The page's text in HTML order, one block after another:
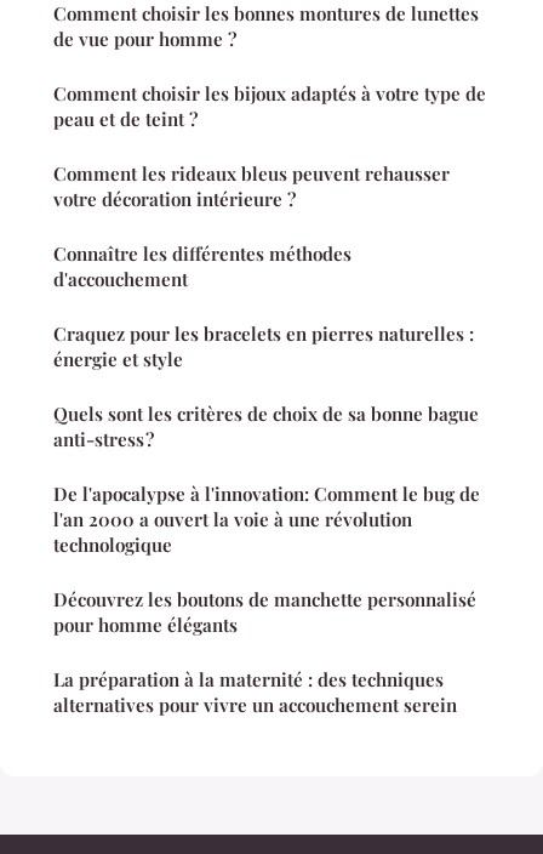
Comment choisir les bonnes montures de lunettes
de vue pour homme ?
Comment choisir les bijoux adaptés à votre type de
peau et de teint ?
Comment les rideaux bleus peuvent rehausser
votre décoration intérieure ?
Connaître les différentes méthodes
d'accouchement
Craquez pour les bracelets en pierres naturelles :
énergie et style
Quels sont les critères de choix de sa bonne bague
anti-stress ?
De l'apocalypse à l'innovation: Comment le bug de
l'an 2000 a ouvert la voie à une révolution
technologique
Découvrez les boutons de manchette personnalisé
pour homme élégants
La préparation à la maternité : des techniques
alternatives pour vivre un accouchement serein